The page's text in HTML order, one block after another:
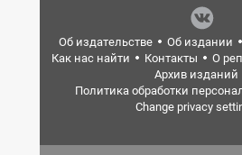
Об издательстве Об издании
Как нас найти
Контакты О
Архив изданий
Политика обработки
Change privacy